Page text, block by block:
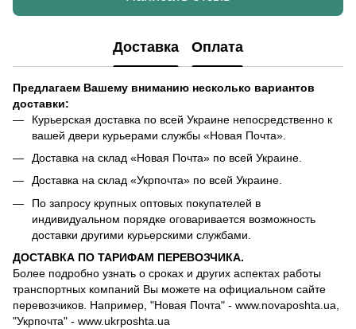
Доставка Оплата
Предлагаем Вашему вниманию несколько вариантов
доставки:
Курьерская доставка по всей Украине непосредственно к
вашей двери курьерами службы «Новая Почта».
Доставка на склад «Новая Почта» по всей Украине.
Доставка на склад «Укрпочта» по всей Украине.
По запросу крупных оптовых покупателей в
индивидуальном порядке оговаривается возможность
доставки другими курьерскими службами.
ДОСТАВКА ПО ТАРИФАМ ПЕРЕВОЗЧИКА.
Более подробно узнать о сроках и других аспектах работы
транспортных компаний Вы можете на официальном сайте
перевозчиков. Например, "Новая Почта" - www.novaposhta.ua,
"Укрпочта" - www.ukrposhta.ua